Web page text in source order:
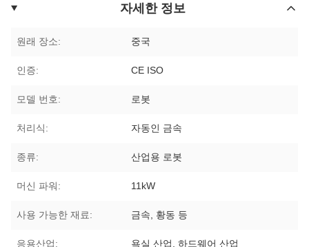
자세한 정보
원래 장소: 중국
인증: CE ISO
모델 번호: 로봇
처리식: 자동인 금속
종류: 산업용 로봇
머신 파워: 11kW
사용 가능한 재료: 금속, 황동 등
응용산업: 욕실 산업, 하드웨어 산업